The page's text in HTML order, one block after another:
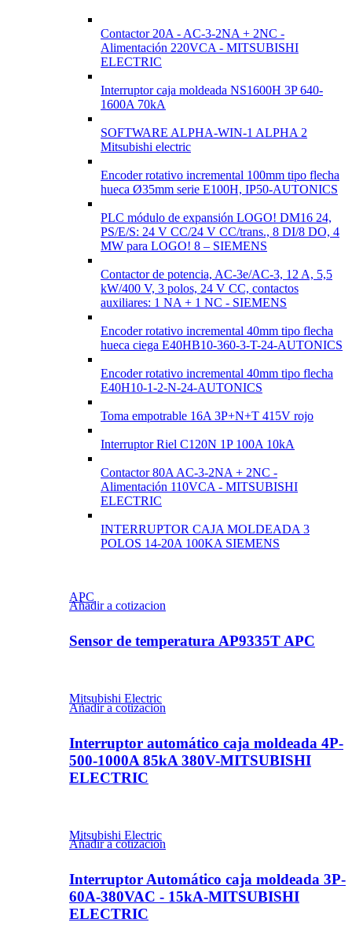
Contactor 20A - AC-3-2NA + 2NC -
Alimentación 220VCA - MITSUBISHI
ELECTRIC
Interruptor caja moldeada NS1600H 3P 640-
1600A 70kA
SOFTWARE ALPHA-WIN-1 ALPHA 2
Mitsubishi electric
Encoder rotativo incremental 100mm tipo flecha
hueca Ø35mm serie E100H, IP50-AUTONICS
PLC módulo de expansión LOGO! DM16 24,
PS/E/S: 24 V CC/24 V CC/trans., 8 DI/8 DO, 4
MW para LOGO! 8 – SIEMENS
Contactor de potencia, AC-3e/AC-3, 12 A, 5,5
kW/400 V, 3 polos, 24 V CC, contactos
auxiliares: 1 NA + 1 NC - SIEMENS
Encoder rotativo incremental 40mm tipo flecha
hueca ciega E40HB10-360-3-T-24-AUTONICS
Encoder rotativo incremental 40mm tipo flecha
E40H10-1-2-N-24-AUTONICS
Toma empotrable 16A 3P+N+T 415V rojo
Interruptor Riel C120N 1P 100A 10kA
Contactor 80A AC-3-2NA + 2NC -
Alimentación 110VCA - MITSUBISHI
ELECTRIC
INTERRUPTOR CAJA MOLDEADA 3
POLOS 14-20A 100KA SIEMENS
APC
Añadir a cotizacion
Sensor de temperatura AP9335T APC
Mitsubishi Electric
Añadir a cotizacion
Interruptor automático caja moldeada 4P-
500-1000A 85kA 380V-MITSUBISHI
ELECTRIC
Mitsubishi Electric
Añadir a cotizacion
Interruptor Automático caja moldeada 3P-
60A-380VAC - 15kA-MITSUBISHI
ELECTRIC